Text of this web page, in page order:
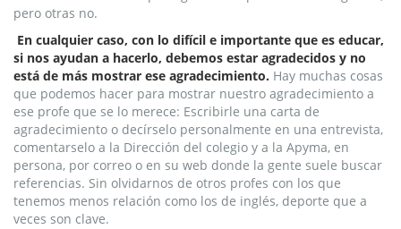
pero otras no.
En cualquier caso, con lo difícil e importante que es educar,
si nos ayudan a hacerlo, debemos estar agradecidos y no
está de más mostrar ese agradecimiento. Hay muchas cosas
que podemos hacer para mostrar nuestro agradecimiento a
ese profe que se lo merece: Escribirle una carta de
agradecimiento o decírselo personalmente en una entrevista,
comentarselo a la Dirección del colegio y a la Apyma, en
persona, por correo o en su web donde la gente suele buscar
referencias. Sin olvidarnos de otros profes con los que
tenemos menos relación como los de inglés, deporte que a
veces son clave.